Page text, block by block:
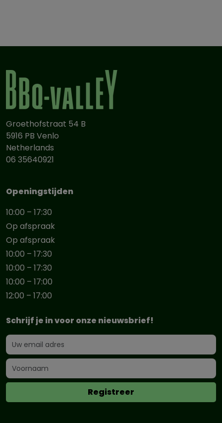
Groethofstraat 54 B
5916 PB Venlo
Netherlands
06 35640921
Openingstijden
10:00 – 17:30
Op afspraak
Op afspraak
10:00 – 17:30
10:00 – 17:30
10:00 – 17:00
12:00 – 17:00
Schrijf je in voor onze nieuwsbrief!